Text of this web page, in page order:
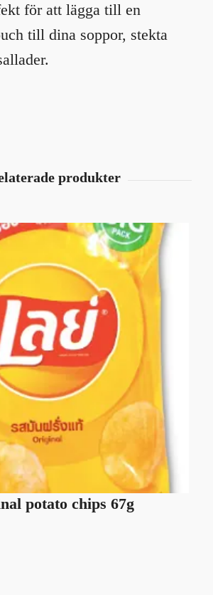
för att lägga till en
till dina soppor, stekta
potato chips 67g